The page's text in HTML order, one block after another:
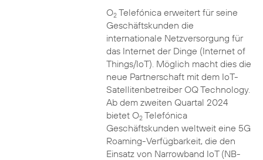
O2Telefónica erweitert für seine
Geschäftskunden die
internationale Netzversorgung für
das Internet der Dinge (Internet of
Things/IoT). Möglich macht dies die
neue Partnerschaft mit dem IoT-
Satellitenbetreiber OQ Technology.
Ab dem zweiten Quartal 2024
bietet O2Telefónica
Geschäftskunden weltweit eine 5G
Roaming-Verfügbarkeit, die den
Einsatz von Narrowband IoT (NB-